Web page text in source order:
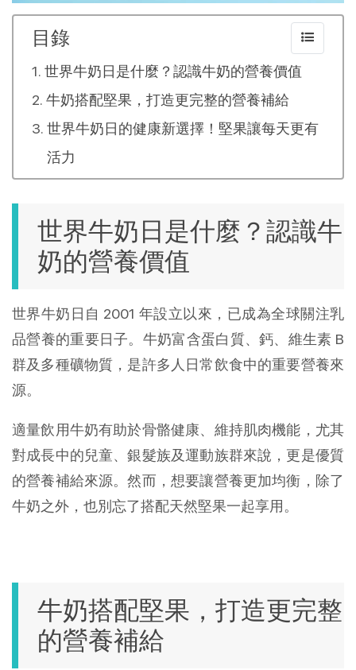
目錄
世界牛奶日是什麼？認識牛奶的營養價值
牛奶搭配堅果，打造更完整的營養補給
世界牛奶日的健康新選擇！堅果讓每天更有
活力
世界牛奶日是什麼？認識牛
奶的營養價值
世界牛奶日自 2001 年設立以來，已成為全球關注乳
品營養的重要日子。牛奶富含蛋白質、鈣、維生素 B
群及多種礦物質，是許多人日常飲食中的重要營養來
源。
適量飲用牛奶有助於骨骼健康、維持肌肉機能，尤其
對成長中的兒童、銀髮族及運動族群來說，更是優質
的營養補給來源。然而，想要讓營養更加均衡，除了
牛奶之外，也別忘了搭配天然堅果一起享用。
牛奶搭配堅果，打造更完整
的營養補給